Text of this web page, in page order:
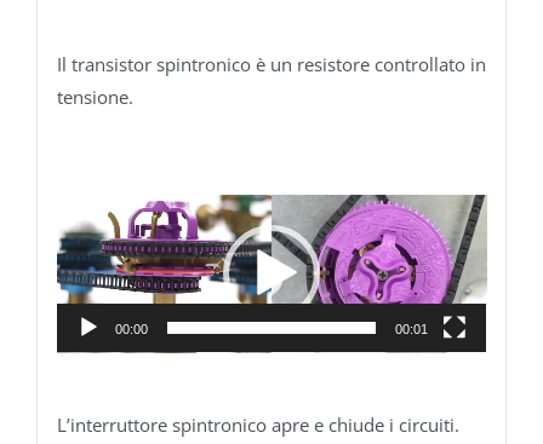
Il transistor spintronico è un resistore controllato in
tensione.
Player
00:00 00:01
L’interruttore spintronico apre e chiude i circuiti.